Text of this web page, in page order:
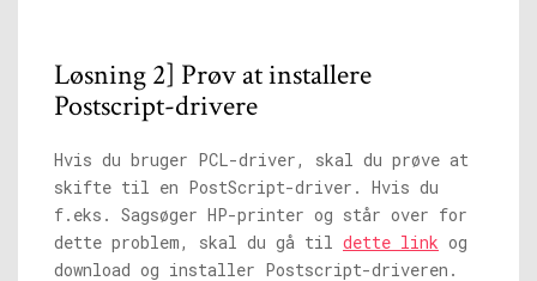
Løsning 2] Prøv at installere
Postscript-drivere
Hvis du bruger PCL-driver, skal du prøve at
skifte til en PostScript-driver. Hvis du
f.eks. Sagsøger HP-printer og står over for
dette problem, skal du gå til dette link og
download og installer Postscript-driveren.